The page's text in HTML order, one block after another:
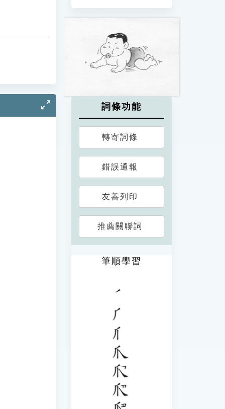
詞條功能
轉寄詞條
錯誤通報
友善列印
推薦關聯詞
筆順學習